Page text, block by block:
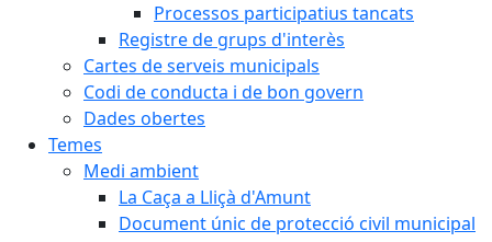
Processos participatius tancats
Registre de grups d'interès
Cartes de serveis municipals
Codi de conducta i de bon govern
Dades obertes
Temes
Medi ambient
La Caça a Lliçà d'Amunt
Document únic de protecció civil municipal